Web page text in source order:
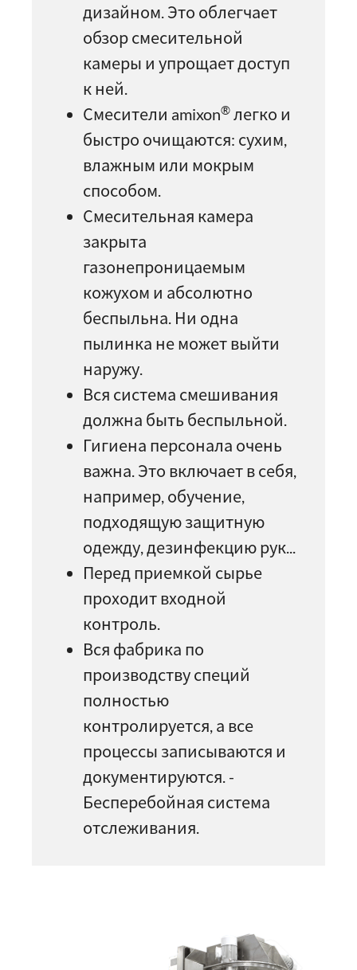
дизайном. Это облегчает
обзор смесительной
камеры и упрощает доступ
к ней.
Смесители amixon® легко и
быстро очищаются: сухим,
влажным или мокрым
способом.
Смесительная камера
закрыта
газонепроницаемым
кожухом и абсолютно
беспыльна. Ни одна
пылинка не может выйти
наружу.
Вся система смешивания
должна быть беспыльной.
Гигиена персонала очень
важна. Это включает в себя,
например, обучение,
подходящую защитную
одежду, дезинфекцию рук...
Перед приемкой сырье
проходит входной
контроль.
Вся фабрика по
производству специй
полностью
контролируется, а все
процессы записываются и
документируются. -
Бесперебойная система
отслеживания.